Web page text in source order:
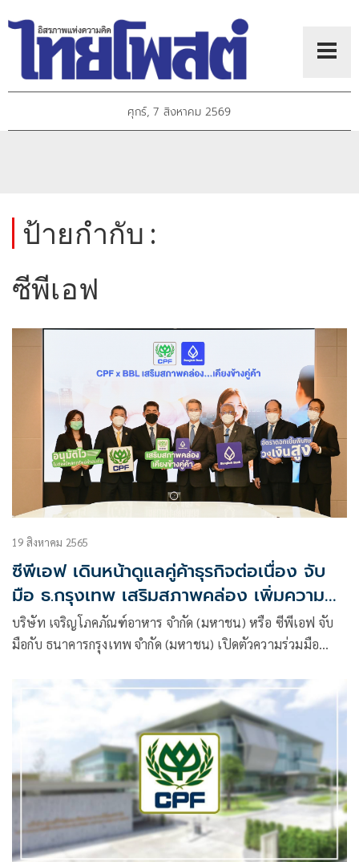
ศุกร์, 7 สิงหาคม 2569
ป้ายกำกับ :
ซีพีเอฟ
19 สิงหาคม 2565
ซีพีเอฟ เดินหน้าดูแลคู่ค้าธุรกิจต่อเนื่อง จับ
มือ ธ.กรุงเทพ เสริมสภาพคล่อง เพิ่มความ
แข็งแกร่ง สร้างโอกาสเติบโตไปด้วยกัน
บริษัท เจริญโภคภัณฑ์อาหาร จำกัด (มหาชน) หรือ ซีพีเอฟ จับ
มือกับ ธนาคารกรุงเทพ จำกัด (มหาชน) เปิดตัวความร่วมมือ